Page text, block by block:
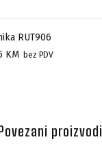
RUT906
KM bez PDV
proizvodi